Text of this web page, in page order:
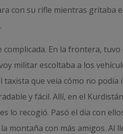
con su rifle mientras gritaba
En la frontera,
militar escoltaba a los
que veía cómo no
y fácil. Allí, en el
lo recogió. Pasó el día con
montaña con más amigos. Al